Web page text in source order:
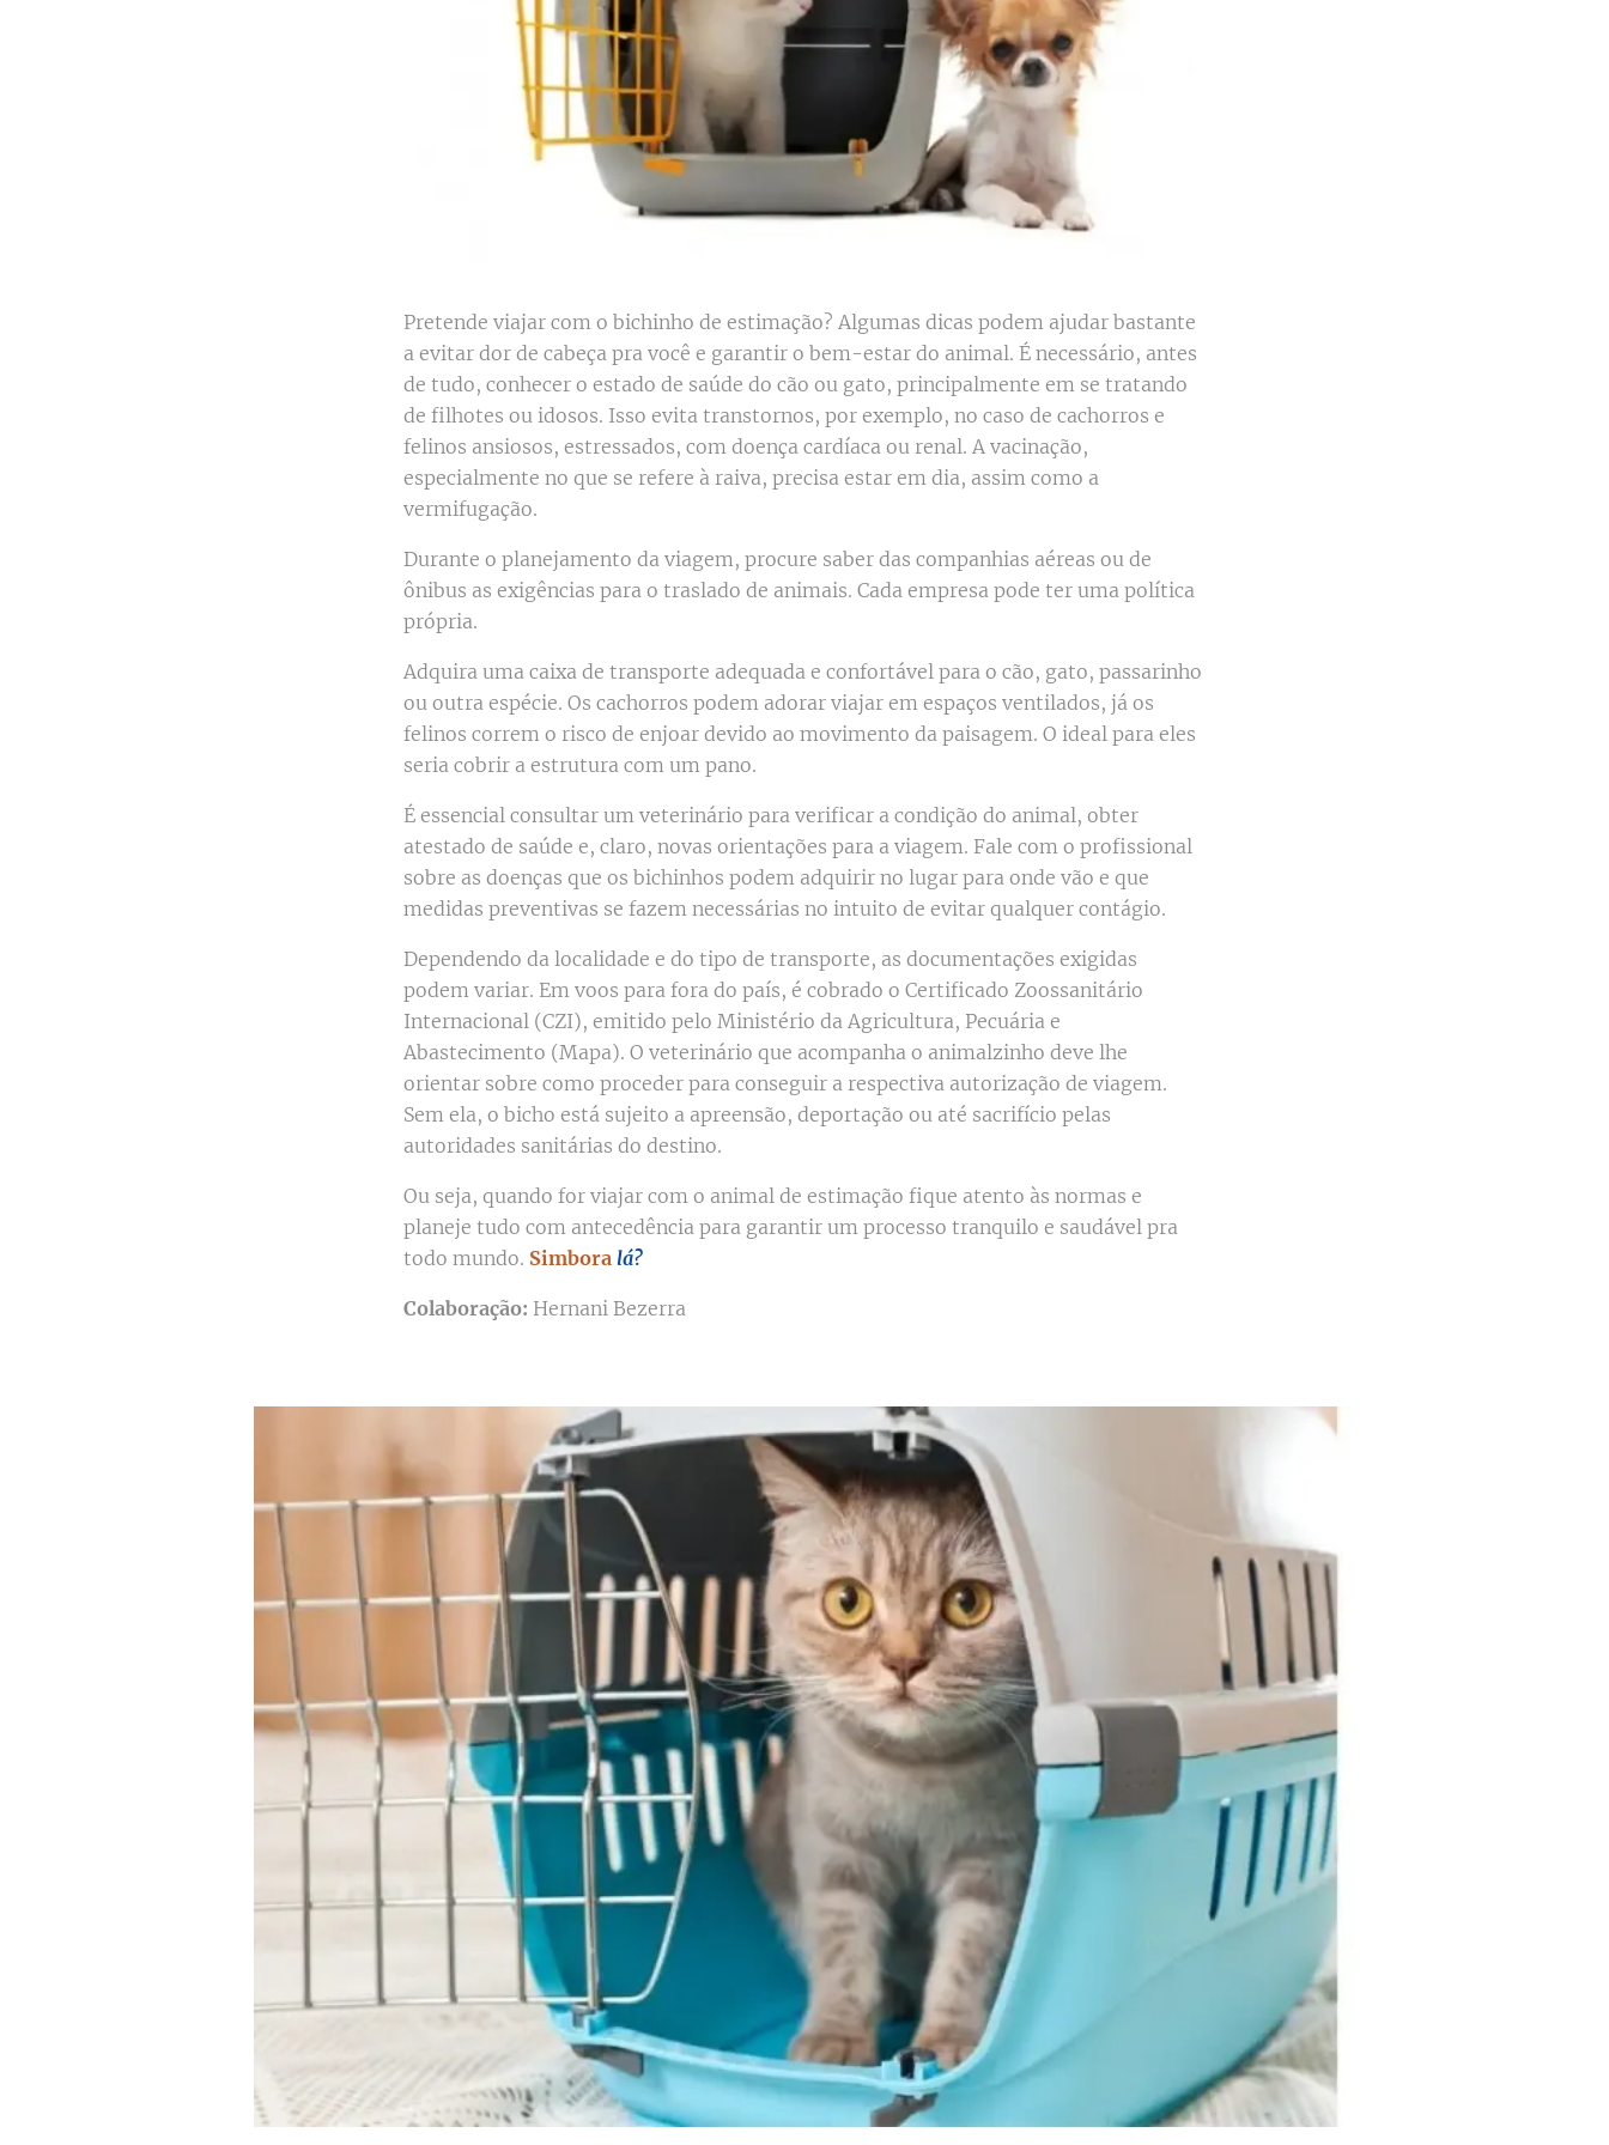
Pretende viajar com o bichinho de estimação? Algumas dicas podem ajudar bastante
a evitar dor de cabeça pra você e garantir o bem-estar do animal. É necessário, antes
de tudo, conhecer o estado de saúde do cão ou gato, principalmente em se tratando
de filhotes ou idosos. Isso evita transtornos, por exemplo, no caso de cachorros e
felinos ansiosos, estressados, com doença cardíaca ou renal. A vacinação,
especialmente no que se refere à raiva, precisa estar em dia, assim como a
vermifugação.
Durante o planejamento da viagem, procure saber das companhias aéreas ou de
ônibus as exigências para o traslado de animais. Cada empresa pode ter uma política
própria.
Adquira uma caixa de transporte adequada e confortável para o cão, gato, passarinho
ou outra espécie. Os cachorros podem adorar viajar em espaços ventilados, já os
felinos correm o risco de enjoar devido ao movimento da paisagem. O ideal para eles
seria cobrir a estrutura com um pano.
É essencial consultar um veterinário para verificar a condição do animal, obter
atestado de saúde e, claro, novas orientações para a viagem. Fale com o profissional
sobre as doenças que os bichinhos podem adquirir no lugar para onde vão e que
medidas preventivas se fazem necessárias no intuito de evitar qualquer contágio.
Dependendo da localidade e do tipo de transporte, as documentações exigidas
podem variar. Em voos para fora do país, é cobrado o Certificado Zoossanitário
Internacional (CZI), emitido pelo Ministério da Agricultura, Pecuária e
Abastecimento (Mapa). O veterinário que acompanha o animalzinho deve lhe
orientar sobre como proceder para conseguir a respectiva autorização de viagem.
Sem ela, o bicho está sujeito a apreensão, deportação ou até sacrifício pelas
autoridades sanitárias do destino.
Ou seja, quando for viajar com o animal de estimação fique atento às normas e
planeje tudo com antecedência para garantir um processo tranquilo e saudável pra
todo mundo. Simbora lá?
Colaboração: Hernani Bezerra